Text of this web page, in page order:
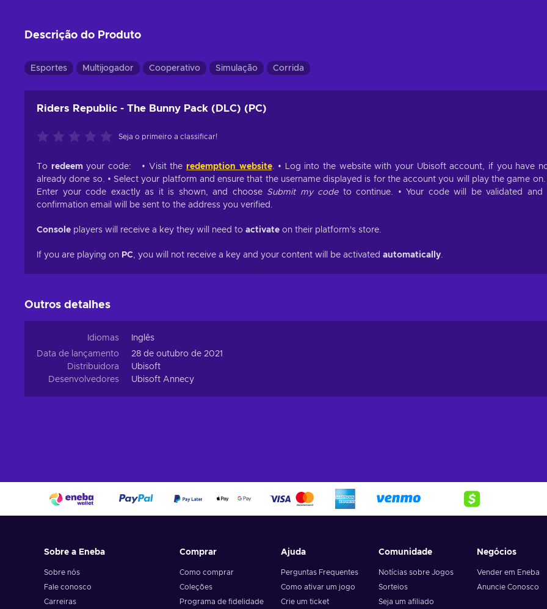
Descrição do Produto
Esportes Multijogador Cooperativo Simulação Corrida
Riders Republic - The Bunny Pack (DLC) (PC)
Seja o primeiro a classificar!
To redeemyour code: • Visit the redemption website. • Log into the website with your Ubisoft account, if you have
already done so. • Select your platform and ensure that the username displayed is for the account you will play the game on.
Enter your code exactly as it is shown, and choose Submit my codeto continue. • Your code will be validated and
confirmation email will be sent to the address you verified.
Console players will receive a key they will need to activate on their platform's store.
If you are playing on PC, you will not receive a key and your content will be activated automatically.
Outros detalhes
Idiomas
Inglês
Data de lançamento
28 de outubro de 2021
Distribuidora
Ubisoft
Desenvolvedores
Ubisoft Annecy
Sobre a Eneba
Sobre nós
Fale conosco
Carreiras
Comprar
Como comprar
Coleções
Programa de fidelidade
Ajuda
Perguntas Frequentes
Como ativar um jogo
Crie um ticket
Comunidade
Notícias sobre Jogos
Sorteios
Seja um afiliado
Negócios
Vender em Eneba
Anuncie Conosco